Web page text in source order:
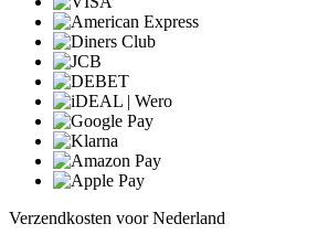
Verzendkosten voor Nederland